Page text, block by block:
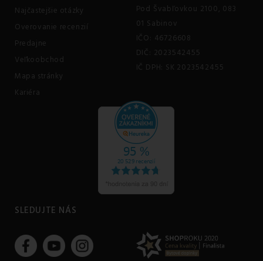
Najčastejšie otázky
Overovanie recenzií
Predajne
Veľkoobchod
Mapa stránky
Kariéra
Pod Švabľovkou 2100, 083
01 Sabinov
IČO: 46726608
DIČ: 2023542455
IČ DPH: SK 2023542455
SLEDUJTE NÁS